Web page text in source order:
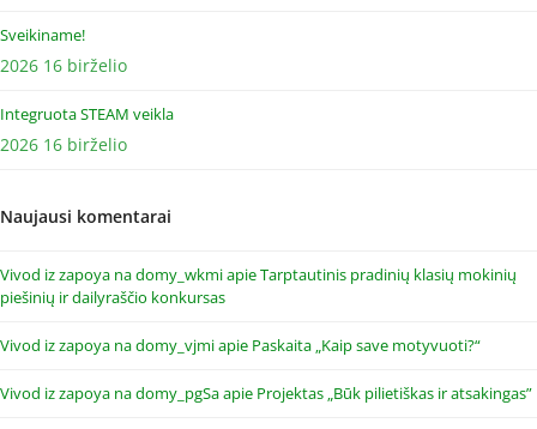
Sveikiname!
2026 16 birželio
Integruota STEAM veikla
2026 16 birželio
Naujausi komentarai
Vivod iz zapoya na domy_wkmiapieTarptautinis pradinių klasių mokinių
piešinių ir dailyraščio konkursas
Vivod iz zapoya na domy_vjmiapie Paskaita „Kaip save motyvuoti?“
Vivod iz zapoya na domy_pgSaapie Projektas „Būk pilietiškas ir atsakingas”